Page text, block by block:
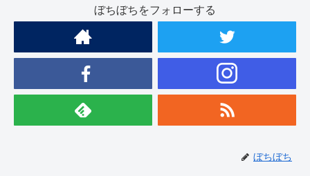
ぼちぼちをフォローする
ぼちぼち